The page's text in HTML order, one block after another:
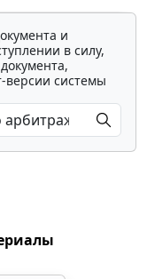
и
в силу,
версии системы